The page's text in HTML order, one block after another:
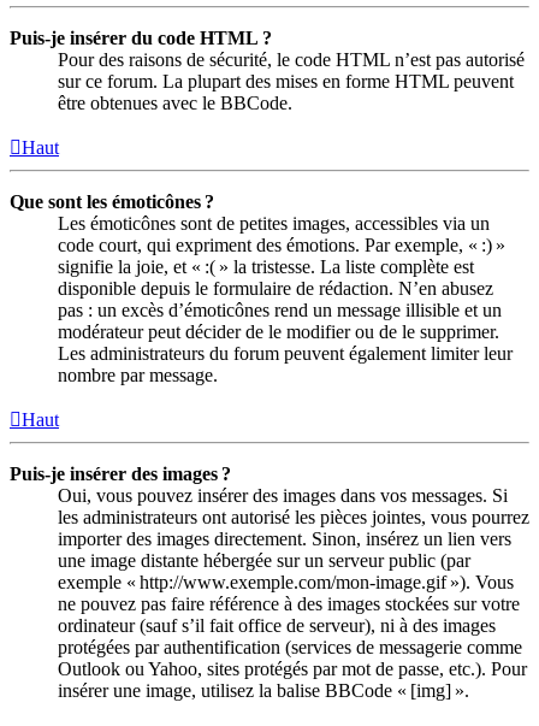
Puis-je insérer du code HTML ?
Pour des raisons de sécurité, le code HTML n’est pas autorisé
sur ce forum. La plupart des mises en forme HTML peuvent
être obtenues avec le BBCode.
Haut
Que sont les émoticônes ?
Les émoticônes sont de petites images, accessibles via un
code court, qui expriment des émotions. Par exemple, « :) »
signifie la joie, et « :( » la tristesse. La liste complète est
disponible depuis le formulaire de rédaction. N’en abusez
pas : un excès d’émoticônes rend un message illisible et un
modérateur peut décider de le modifier ou de le supprimer.
Les administrateurs du forum peuvent également limiter leur
nombre par message.
Haut
Puis-je insérer des images ?
Oui, vous pouvez insérer des images dans vos messages. Si
les administrateurs ont autorisé les pièces jointes, vous pourrez
importer des images directement. Sinon, insérez un lien vers
une image distante hébergée sur un serveur public (par
exemple « http://www.exemple.com/mon-image.gif »). Vous
ne pouvez pas faire référence à des images stockées sur votre
ordinateur (sauf s’il fait office de serveur), ni à des images
protégées par authentification (services de messagerie comme
Outlook ou Yahoo, sites protégés par mot de passe, etc.). Pour
insérer une image, utilisez la balise BBCode « [img] ».